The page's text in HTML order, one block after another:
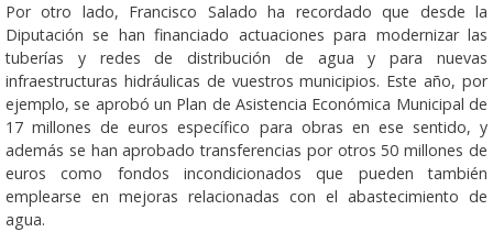
Por otro lado, Francisco Salado ha recordado que desde la
Diputación se han financiado actuaciones para modernizar las
tuberías y redes de distribución de agua y para nuevas
infraestructuras hidráulicas de vuestros municipios. Este año, por
ejemplo, se aprobó un Plan de Asistencia Económica Municipal de
17 millones de euros específico para obras en ese sentido, y
además se han aprobado transferencias por otros 50 millones de
euros como fondos incondicionados que pueden también
emplearse en mejoras relacionadas con el abastecimiento de
agua.